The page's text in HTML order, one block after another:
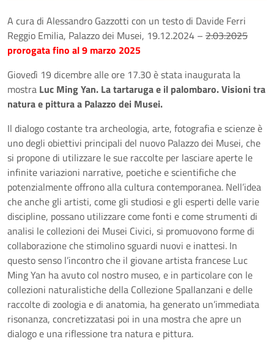
A cura di Alessandro Gazzotti con un testo di Davide Ferri
Reggio Emilia, Palazzo dei Musei, 19.12.2024 – 2.03.2025
prorogata fino al 9 marzo 2025
Giovedì 19 dicembre alle ore 17.30 è stata inaugurata la
mostra Luc Ming Yan. La tartaruga e il palombaro. Visioni tra
natura e pittura a Palazzo dei Musei.
Il dialogo costante tra archeologia, arte, fotografia e scienze è
uno degli obiettivi principali del nuovo Palazzo dei Musei, che
si propone di utilizzare le sue raccolte per lasciare aperte le
infinite variazioni narrative, poetiche e scientifiche che
potenzialmente offrono alla cultura contemporanea. Nell’idea
che anche gli artisti, come gli studiosi e gli esperti delle varie
discipline, possano utilizzare come fonti e come strumenti di
analisi le collezioni dei Musei Civici, si promuovono forme di
collaborazione che stimolino sguardi nuovi e inattesi. In
questo senso l’incontro che il giovane artista francese Luc
Ming Yan ha avuto col nostro museo, e in particolare con le
collezioni naturalistiche della Collezione Spallanzani e delle
raccolte di zoologia e di anatomia, ha generato un’immediata
risonanza, concretizzatasi poi in una mostra che apre un
dialogo e una riflessione tra natura e pittura.